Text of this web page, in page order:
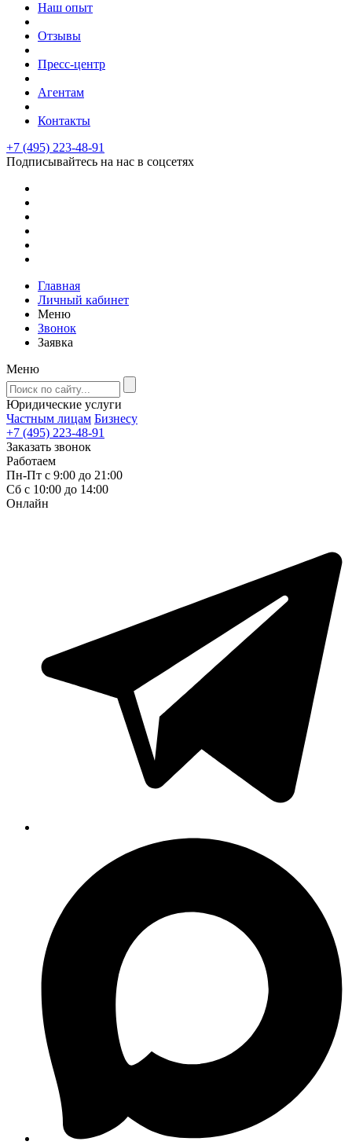
Наш опыт
Отзывы
Пресс-центр
Агентам
Контакты
+7 (495) 223-48-91
Подписывайтесь на нас в соцсетях
Главная
Личный кабинет
Меню
Звонок
Заявка
Меню
Юридические услуги
Частным лицам Бизнесу
+7 (495) 223-48-91
Заказать звонок
Работаем
Пн-Пт с 9:00 до 21:00
Сб с 10:00 до 14:00
Онлайн